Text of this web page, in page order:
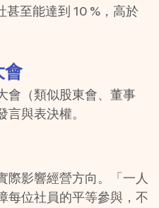
甚至能達到 10 %，高於
會
會（類似股東會、董事
與表決權。
際影響經營方向。「一人
每位社員的平等參與，不